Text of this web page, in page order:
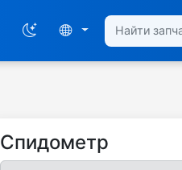
Спидометр